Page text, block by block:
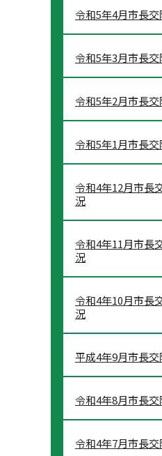
令和5年4月市長
令和5年3月市長
令和5年2月市長
令和5年1月市長
令和4年12月市長
況
令和4年11月市長
況
令和4年10月市長
況
平成4年9月市長
令和4年8月市長
令和4年7月市長